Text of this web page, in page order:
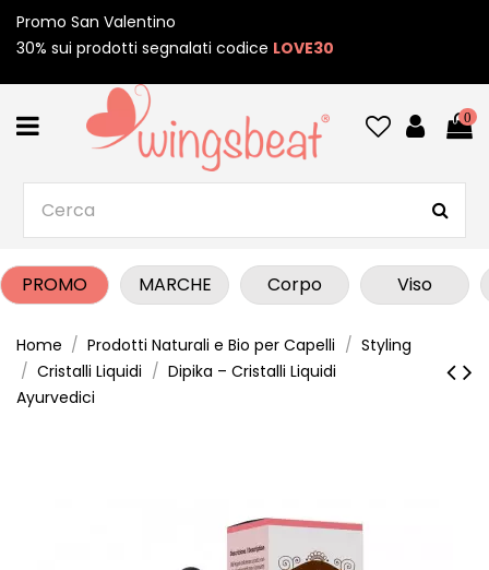
Promo San Valentino
30% sui prodotti segnalati codice LOVE30
0
PROMO MARCHE Corpo Viso
Home Prodotti Naturali e Bio per Capelli
Styling
Cristalli Liquidi
Dipika – Cristalli Liquidi
Ayurvedici